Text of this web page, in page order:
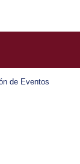
de Eventos